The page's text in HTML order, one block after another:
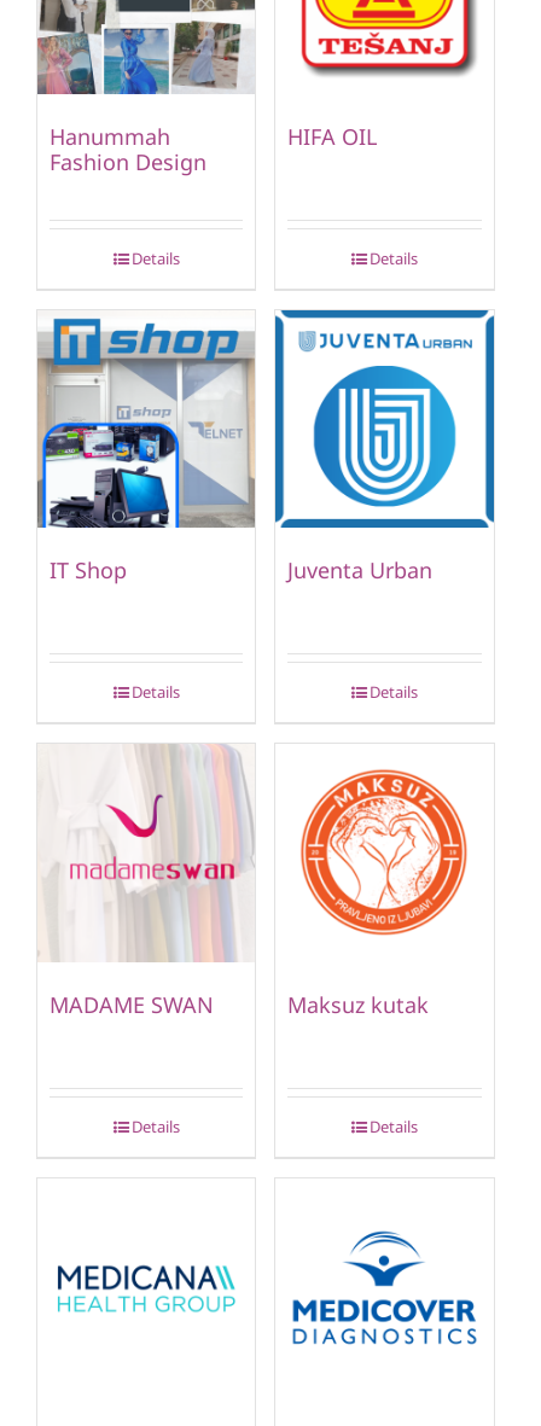
Hanummah
Fashion Design
Details
HIFA OIL
Details
IT Shop
Details
Juventa Urban
Details
MADAME SWAN
Details
Maksuz kutak
Details